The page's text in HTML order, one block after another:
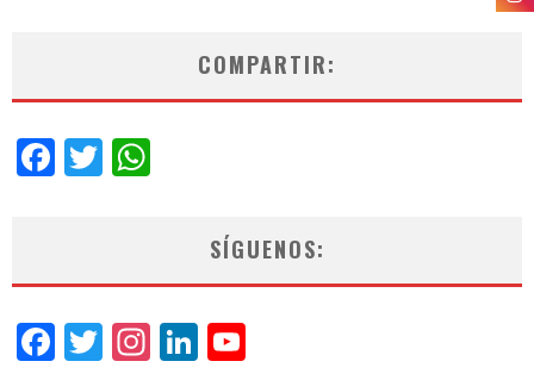
COMPARTIR:
Facebook
Twitter
SÍGUENOS:
Facebook
Twitter
Instagram
LinkedIn